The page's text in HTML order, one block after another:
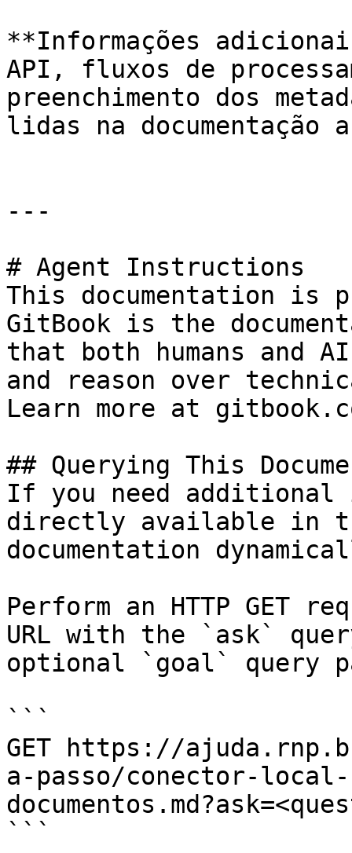
**Informações
API, fluxos de
preenchimento dos
lidas na documentação
---
# Agent Instructions
This documentation is
GitBook is the
that both humans and
and reason over
Learn more at
## Querying This
If you need
directly available in
documentation
Perform an HTTP GET
URL with the `ask`
optional `goal` query
```
GET https://
a-passo/conector-local-
```